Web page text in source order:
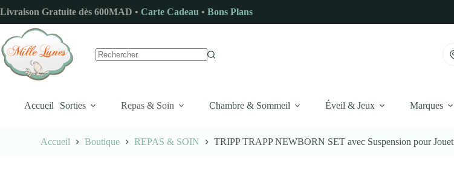
au
contenu
Livraison Gratuite dès 600MAD • Carte Cadeau • Bons Plans
Accueil Sorties Repas & Soin Chambre & Sommeil Éveil & Jeux Marques
Accueil Boutique REPAS & SOIN TRIPP TRAPP NEWBORN SET avec Suspension pour Jouet